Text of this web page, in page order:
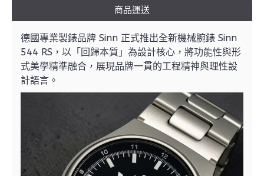
商品運送
德國專業製錶品牌 Sinn 正式推出全新機械腕錶 Sinn
544 RS，以「回歸本質」為設計核心，將功能性與形
式美學精準融合，展現品牌一貫的工程精神與理性設
計語言。